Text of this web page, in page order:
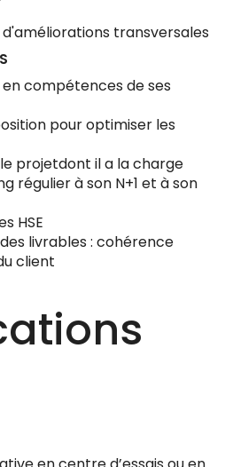
transversales
compétences de ses
pour optimiser les
projetdont il a la charge
régulier à son N+1 et à son
HSE
livrables : cohérence
client